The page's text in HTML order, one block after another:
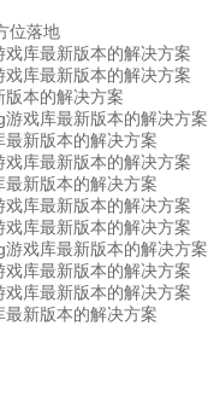
位落地
库最新版本的解决方案
库最新版本的解决方案
本的解决方案
戏库最新版本的解决方案
新版本的解决方案
库最新版本的解决方案
新版本的解决方案
库最新版本的解决方案
库最新版本的解决方案
戏库最新版本的解决方案
戏库最新版本的解决方案
库最新版本的解决方案
新版本的解决方案